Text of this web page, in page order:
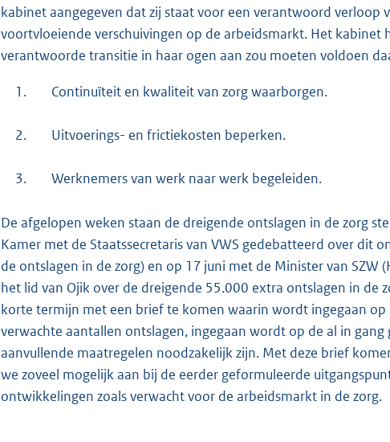
kabinet aangegeven dat zij staat voor een verantwoord verloop
voortvloeiende verschuivingen op de arbeidsmarkt. Het
verantwoorde transitie in haar ogen aan zou moeten voldoen
1. Continuïteit en kwaliteit van zorg waarborgen.
2. Uitvoerings- en frictiekosten beperken.
3. Werknemers van werk naar werk begeleiden.
De afgelopen weken staan de dreigende ontslagen in de zorg
Kamer met de Staatssecretaris van VWS gedebatteerd over dit
de ontslagen in de zorg) en op 17 juni met de Minister van
het lid van Ojik over de dreigende 55.000 extra ontslagen in de
korte termijn met een brief te komen waarin wordt ingegaan
verwachte aantallen ontslagen, ingegaan wordt op de al in
aanvullende maatregelen noodzakelijk zijn. Met deze brief
we zoveel mogelijk aan bij de eerder geformuleerde
ontwikkelingen zoals verwacht voor de arbeidsmarkt in de zorg.